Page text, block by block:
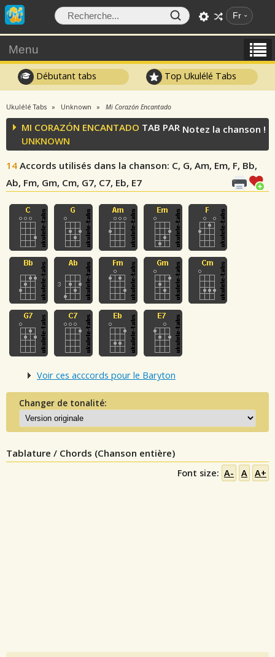
Fr
Menu
Débutant tabs Top Ukulélé Tabs
Ukulélé Tabs Unknown Mi Corazón Encantado
MI CORAZÓN ENCANTADO TAB PAR
UNKNOWN
14 Accords utilisés dans la chanson: C, G, Am, Em, F, Bb,
Ab, Fm, Gm, Cm, G7, C7, Eb, E7
Notez la chanson !
Voir ces acccords pour le Baryton
Changer de tonalité:
Tablature / Chords (Chanson entière)
Font size: A- A A+